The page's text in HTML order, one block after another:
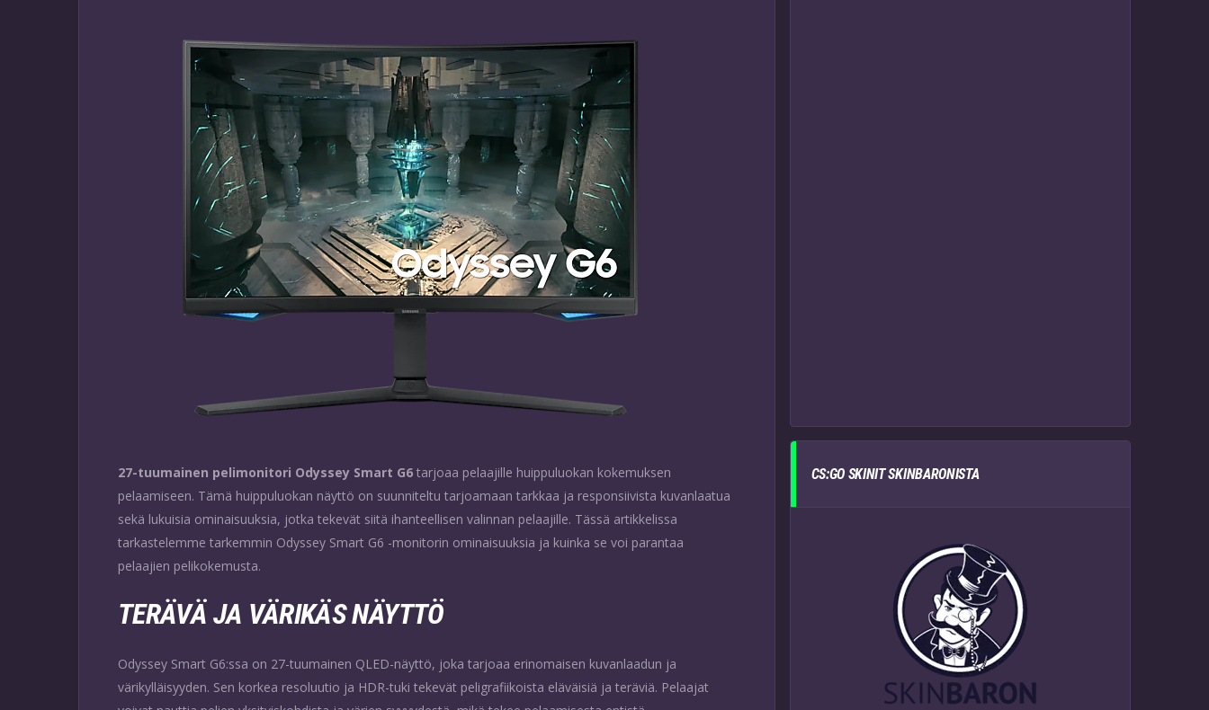
27-tuumainen pelimonitori Odyssey Smart G6 tarjoaa pelaajille huippuluokan kokemuksen
pelaamiseen. Tämä huippuluokan näyttö on suunniteltu tarjoamaan tarkkaa ja responsiivista kuvanlaatua
sekä lukuisia ominaisuuksia, jotka tekevät siitä ihanteellisen valinnan pelaajille. Tässä artikkelissa
tarkastelemme tarkemmin Odyssey Smart G6 -monitorin ominaisuuksia ja kuinka se voi parantaa
pelaajien pelikokemusta.
TERÄVÄ JA VÄRIKÄS NÄYTTÖ
Odyssey Smart G6:ssa on 27-tuumainen QLED-näyttö, joka tarjoaa erinomaisen kuvanlaadun ja
värikylläisyyden. Sen korkea resoluutio ja HDR-tuki tekevät peligrafiikoista eläväisiä ja teräviä. Pelaajat
CS:GO SKINIT SKINBARONISTA